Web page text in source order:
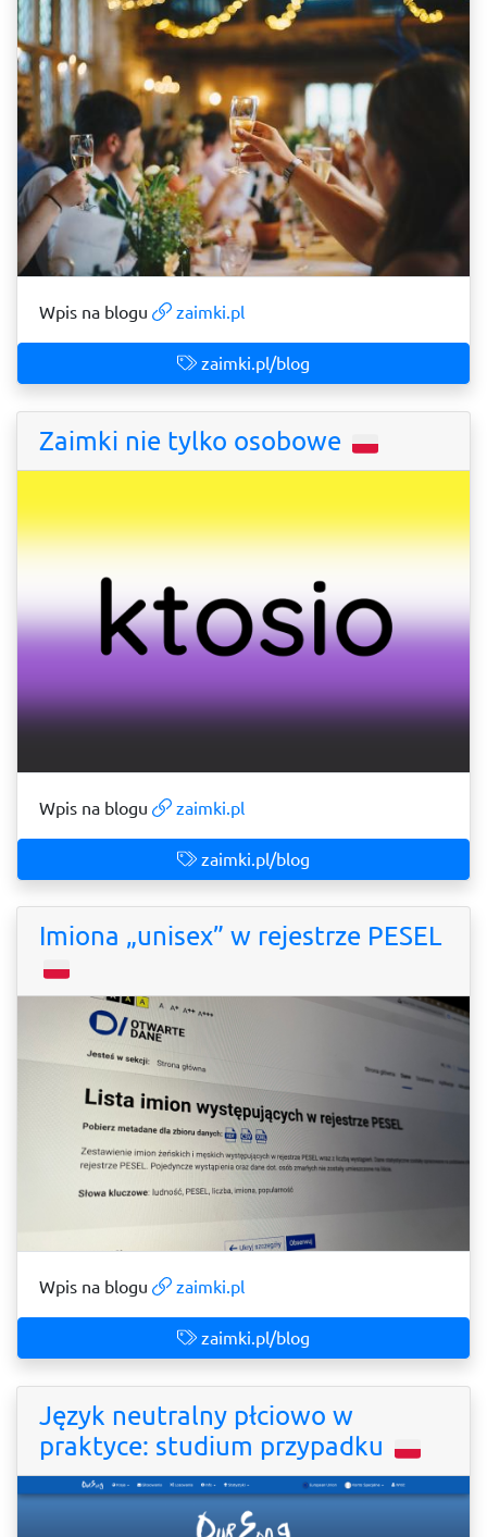
Wpis na blogu zaimki.pl
zaimki.pl/blog
Zaimki nie tylko osobowe
Wpis na blogu zaimki.pl
zaimki.pl/blog
Imiona „unisex” w rejestrze PESEL
Wpis na blogu zaimki.pl
zaimki.pl/blog
Język neutralny płciowo w
praktyce: studium przypadku